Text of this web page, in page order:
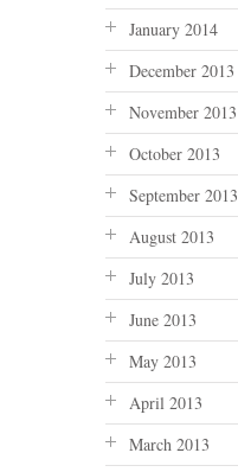
January 2014
December 2013
November 2013
October 2013
September 2013
August 2013
July 2013
June 2013
May 2013
April 2013
March 2013